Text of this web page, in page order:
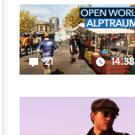
21 14:38